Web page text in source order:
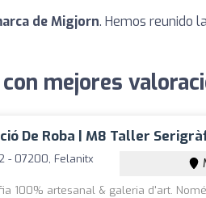
de Migjorn. Hemos reunido
mejores
De Roba | M8 Taller
- 07200, Felanitx
100% artesanal & galeria d'art.